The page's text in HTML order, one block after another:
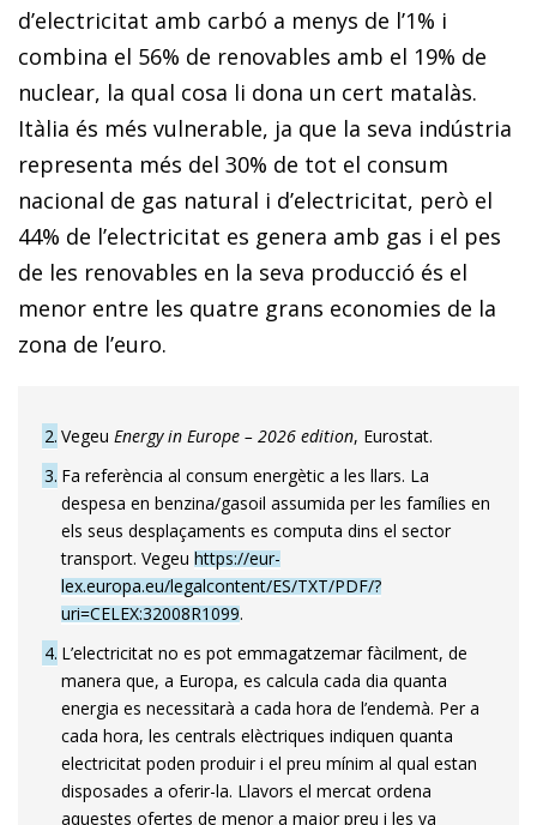
d’electricitat amb carbó a menys de l’1% i
combina el 56% de renovables amb el 19% de
nuclear, la qual cosa li dona un cert matalàs.
Itàlia és més vulnerable, ja que la seva indústria
representa més del 30% de tot el consum
nacional de gas natural i d’electricitat, però el
44% de l’electricitat es genera amb gas i el pes
de les renovables en la seva producció és el
menor entre les quatre grans economies de la
zona de l’euro.
2 Vegeu Energy in Europe – 2026 edition, Eurostat.
3 Fa referència al consum energètic a les llars. La
despesa en benzina/gasoil assumida per les famílies en
els seus desplaçaments es computa dins el sector
transport. Vegeu https://eur-
lex.europa.eu/legalcontent/ES/TXT/PDF/?
uri=CELEX:32008R1099.
4 L’electricitat no es pot emmagatzemar fàcilment, de
manera que, a Europa, es calcula cada dia quanta
energia es necessitarà a cada hora de l’endemà. Per a
cada hora, les centrals elèctriques indiquen quanta
electricitat poden produir i el preu mínim al qual estan
disposades a oferir-la. Llavors el mercat ordena
aquestes ofertes de menor a major preu i les va